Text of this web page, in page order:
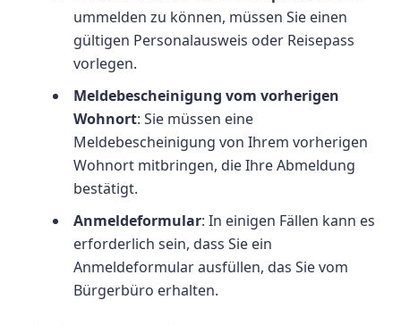
ummelden zu können, müssen Sie einen
gültigen Personalausweis oder Reisepass
vorlegen.
Meldebescheinigung vom vorherigen
Wohnort: Sie müssen eine
Meldebescheinigung von Ihrem vorherigen
Wohnort mitbringen, die Ihre Abmeldung
bestätigt.
Anmeldeformular: In einigen Fällen kann es
erforderlich sein, dass Sie ein
Anmeldeformular ausfüllen, das Sie vom
Bürgerbüro erhalten.